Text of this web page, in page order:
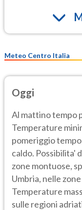
Meteo Centro Italia
Oggi
Al mattino tempo
Temperature
pomeriggio
caldo. Possibilita'
zone montuose,
Umbria, nelle
Temperature
sulle regioni